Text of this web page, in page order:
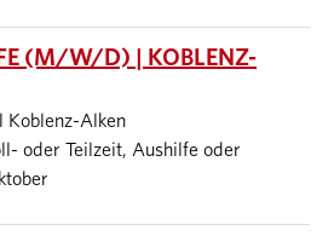
(M/W/D) | KOBLENZ-
Koblenz-Alken
oder Teilzeit, Aushilfe oder